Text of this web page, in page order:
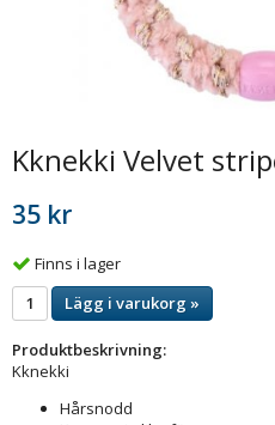
Kknekki Velvet
35 kr
Finns i lager
Lägg i varukorg »
Produktbeskrivning:
Kknekki
Hårsnodd